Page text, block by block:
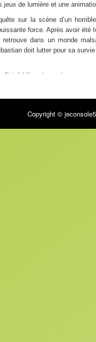
jeux de lumière et une
sur la scène d’un
force. Après avoir
dans un monde
doit lutter pour sa
Shinji Mikami, est de retour
Copyright ©